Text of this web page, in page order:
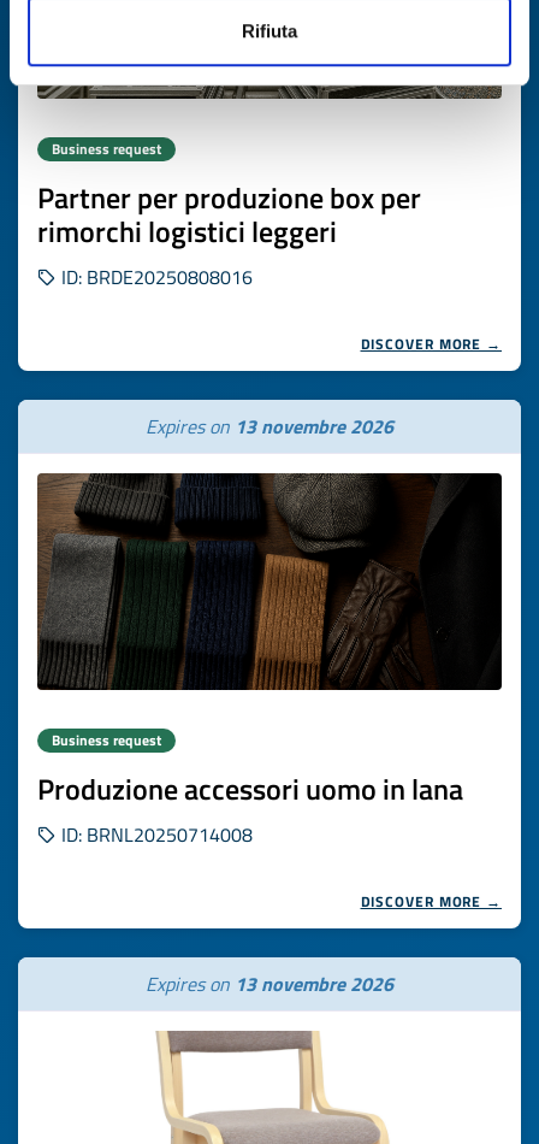
Rifiuta
Business request
Partner per produzione box per
rimorchi logistici leggeri
ID: BRDE20250808016
DISCOVER MORE →
Expires on 13 novembre 2026
Business request
Produzione accessori uomo in lana
ID: BRNL20250714008
DISCOVER MORE →
Expires on 13 novembre 2026